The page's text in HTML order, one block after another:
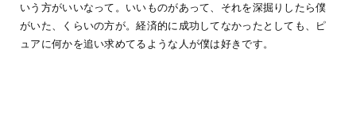
いう方がいいなって。いいものがあって、それを深掘りしたら僕
がいた、くらいの方が。経済的に成功してなかったとしても、ピ
ュアに何かを追い求めてるような人が僕は好きです。